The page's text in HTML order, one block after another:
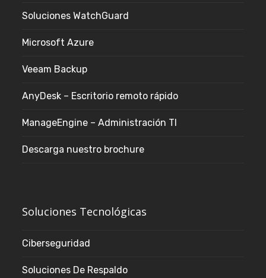
Soluciones WatchGuard
Microsoft Azure
Veeam Backup
AnyDesk – Escritorio remoto rápido
ManageEngine – Administración TI
Descarga nuestro brochure
Soluciones Tecnológicas
Ciberseguridad
Soluciones De Respaldo